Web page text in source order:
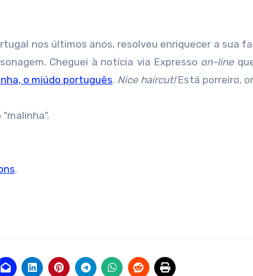
nos últimos anos, resolveu enriquecer a sua
Cheguei à notícia via Expresso on-line
o miúdo português. Nice haircut!Está porreiro,
.